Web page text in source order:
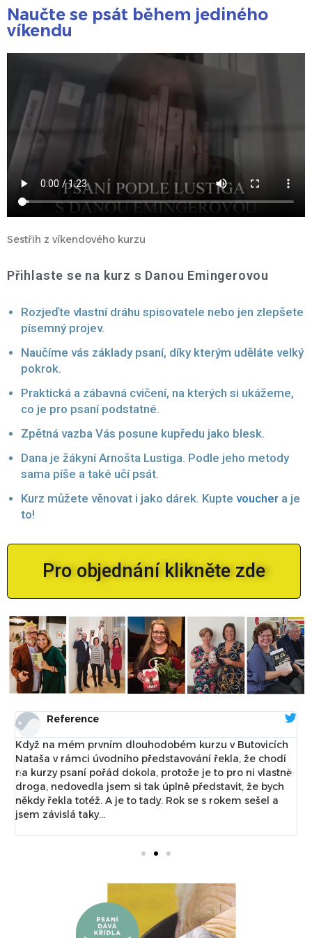
Naučte se psát během jediného
víkendu
Sestřih z víkendového kurzu
Přihlaste se na kurz s Danou Emingerovou
Rozjeďte vlastní dráhu spisovatele nebo jen zlepšete
písemný projev.
Naučíme vás základy psaní, díky kterým uděláte velký
pokrok.
Praktická a zábavná cvičení, na kterých si ukážeme,
co je pro psaní podstatné.
Zpětná vazba Vás posune kupředu jako blesk.
Dana je žákyní Arnošta Lustiga. Podle jeho metody
sama píše a také učí psát.
Kurz můžete věnovat i jako dárek. Kupte voucher a je
to!
Pro objednání klikněte zde
Reference
Když na mém prvním dlouhodobém kurzu v Butovicích
Nataša v rámci úvodního představování řekla, že chodí
na kurzy psaní pořád dokola, protože je to pro ni vlastně
droga, nedovedla jsem si tak úplně představit, že bych
někdy řekla totéž. A je to tady. Rok se s rokem sešel a
jsem závislá taky...